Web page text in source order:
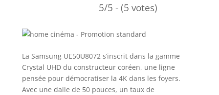
5/5 - (5 votes)
La Samsung UE50U8072 s’inscrit dans la gamme
Crystal UHD du constructeur coréen, une ligne
pensée pour démocratiser la 4K dans les foyers.
Avec une dalle de 50 pouces, un taux de